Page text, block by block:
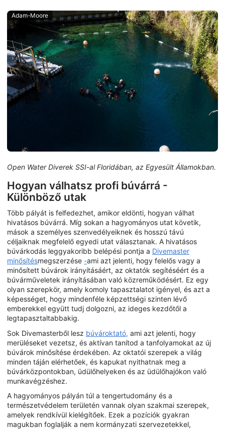
Adam-Moore
Open Water Diverek SSI-al Floridában, az Egyesült Államokban.
Hogyan válhatsz profi búvárrá -
Különböző utak
Több pályát is felfedezhet, amikor eldönti, hogyan válhat
hivatásos búvárrá. Míg sokan a hagyományos utat követik,
mások a személyes szenvedélyeiknek és hosszú távú
céljaiknak megfelelő egyedi utat választanak. A hivatásos
búvárkodás leggyakoribb belépési pontja a Divemaster
minősítésmegszerzése -ami azt jelenti, hogy felelős vagy a
minősített búvárok irányításáért, az oktatók segítéséért és a
búvárműveletek irányításában való közreműködésért. Ez egy
olyan szerepkör, amely komoly tapasztalatot igényel, és azt a
képességet, hogy mindenféle képzettségi szinten lévő
emberekkel együtt tudj dolgozni, az ideges kezdőtől a
legtapasztaltabbakig.
Sok Divemasterből lesz búvároktató, ami azt jelenti, hogy
merüléseket vezetsz, és aktívan tanítod a tanfolyamokat az új
búvárok minősítése érdekében. Az oktatói szerepek a világ
minden táján elérhetőek, és kapukat nyithatnak meg a
búvárközpontokban, üdülőhelyeken és az üdülőhajókon való
munkavégzéshez.
A hagyományos pályán túl a tengertudomány és a
természetvédelem területén vannak olyan szakmai szerepek,
amelyek rendkívül kielégítőek. Ezek a pozíciók gyakran
magukban foglalják a nem kormányzati szervezetekkel,